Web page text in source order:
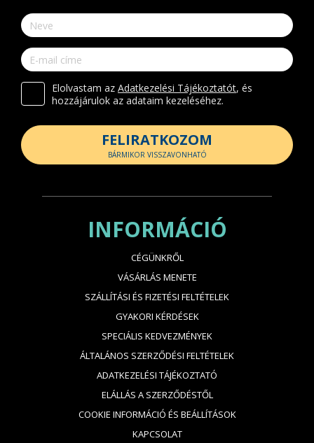
Elolvastam az Adatkezelési Tájékoztatót, és
hozzájárulok az adataim kezeléséhez.
FELIRATKOZOM
BÁRMIKOR VISSZAVONHATÓ
INFORMÁCIÓ
CÉGÜNKRŐL
VÁSÁRLÁS MENETE
SZÁLLÍTÁSI ÉS FIZETÉSI FELTÉTELEK
GYAKORI KÉRDÉSEK
SPECIÁLIS KEDVEZMÉNYEK
ÁLTALÁNOS SZERZŐDÉSI FELTÉTELEK
ADATKEZELÉSI TÁJÉKOZTATÓ
ELÁLLÁS A SZERZŐDÉSTŐL
COOKIE INFORMÁCIÓ ÉS BEÁLLÍTÁSOK
KAPCSOLAT